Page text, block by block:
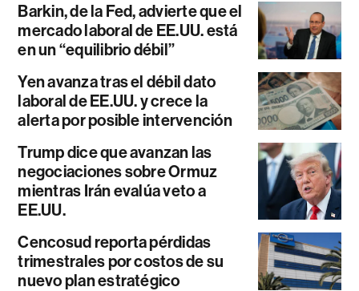
Barkin, de la Fed, advierte que el
mercado laboral de EE.UU. está
en un “equilibrio débil”
Yen avanza tras el débil dato
laboral de EE.UU. y crece la
alerta por posible intervención
Trump dice que avanzan las
negociaciones sobre Ormuz
mientras Irán evalúa veto a
EE.UU.
Cencosud reporta pérdidas
trimestrales por costos de su
nuevo plan estratégico